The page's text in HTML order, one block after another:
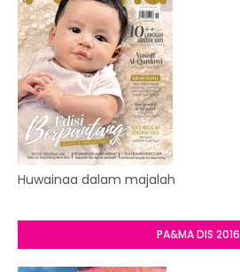
Huwainaa dalam majalah
PA&MA DIS 2016